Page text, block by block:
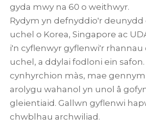
gyda mwy na 60 o weithwyr.
Rydym yn defnyddio'r deunydd
uchel o Korea, Singapore ac
i'n cyflenwyr gyflenwi'r rhannau
uchel, a ddylai fodloni ein
cynhyrchion màs, mae
arolygu wahanol yn unol â
gleientiaid. Gallwn gyflenwi
chwblhau archwiliad.